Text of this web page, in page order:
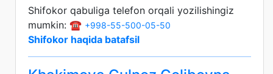
Shifokor qabuliga telefon orqali yozilishingiz
mumkin: ☎️ +998-55-500-05-50
Shifokor haqida batafsil